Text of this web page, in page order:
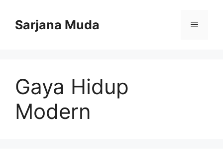
Sarjana Muda Menu
Gaya Hidup
Modern